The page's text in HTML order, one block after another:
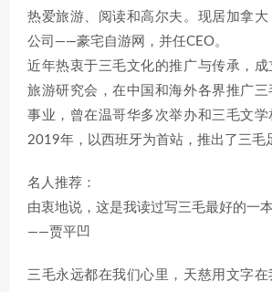
热爱旅游、阅读和高尔夫。现居加拿
公司——豪宅自游网，并任CEO。
近年热衷于三毛文化的推广与传承，
旅游研究会，在中国和海外各界推广
事业，曾在温哥华多次举办和三毛文学
2019年，以西班牙为首站，推出了三毛
名人推荐：
由衷地说，这是我读过写三毛最好的一本
——贾平凹
三毛永远都在我们心里，天慈用文字